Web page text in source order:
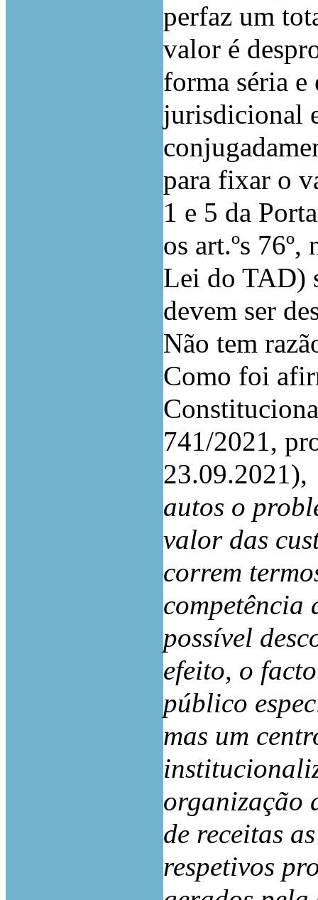
perfaz um
valor é
forma séria
jurisdicional
para fixar o
1 e 5 da
os art.ºs 76º,
Lei do TAD)
devem ser
Não tem
Como foi
741/2021,
23.09.2021),
autos o
valor das
correm
competência
possível
efeito, o
público
mas um
organização
de receitas
respetivos